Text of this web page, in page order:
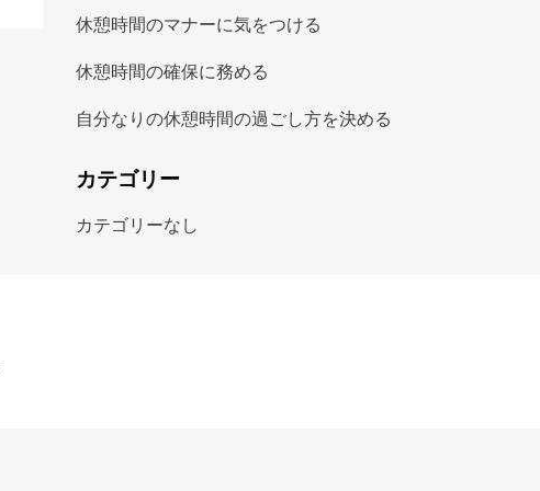
休憩時間のマナーに気をつける
休憩時間の確保に務める
自分なりの休憩時間の過ごし方を決める
カテゴリー
カテゴリーなし